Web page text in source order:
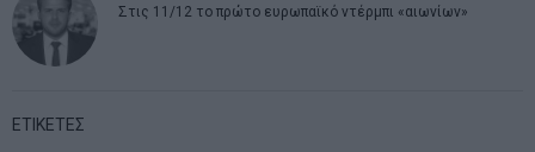
Στις 11/12 το πρώτο ευρωπαϊκό ντέρμπι «αιωνίων»
ΕΤΙΚΕΤΕΣ